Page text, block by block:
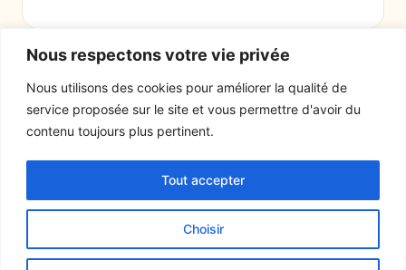
Nous respectons votre vie privée
Nous utilisons des cookies pour améliorer la qualité de
service proposée sur le site et vous permettre d'avoir du
contenu toujours plus pertinent.
Choisir
Tout accepterActualités
Mentions légales
© 2026 Tout un fromage